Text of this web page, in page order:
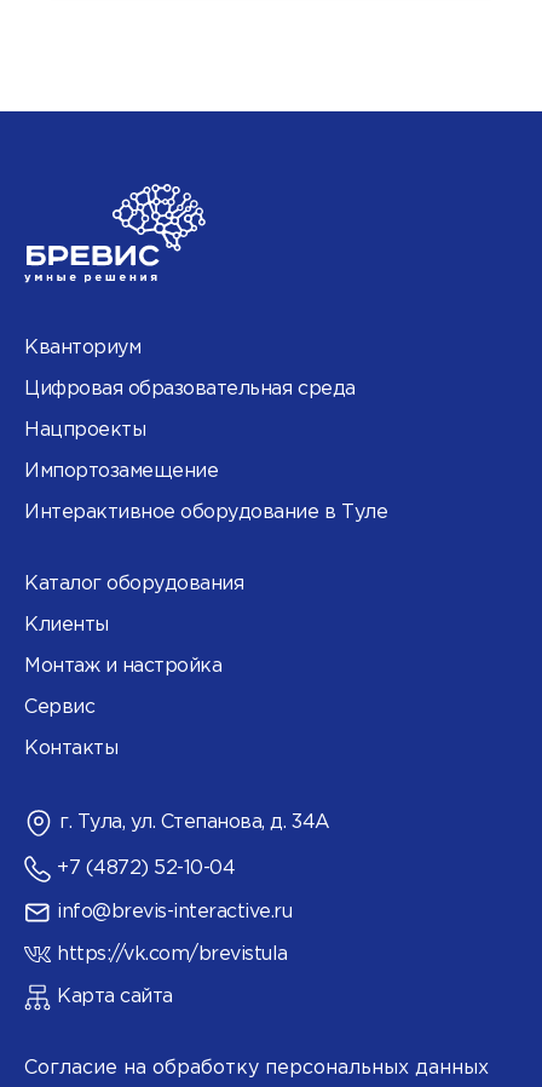
Кванториум
Цифровая образовательная среда
Нацпроекты
Импортозамещение
Интерактивное оборудование в Туле
Каталог оборудования
Клиенты
Монтаж и настройка
Сервис
Контакты
г. Тула, ул. Степанова, д. 34А
+7 (4872) 52-10-04
info@brevis-interactive.ru
https://vk.com/brevistula
Карта сайта
Согласие на обработку персональных данных